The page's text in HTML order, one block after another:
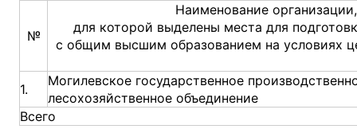
№
Наименование организации,
для которой выделены места для
с общим высшим образованием на условиях
1.
Могилевское государственное
лесохозяйственное объединение
Всего